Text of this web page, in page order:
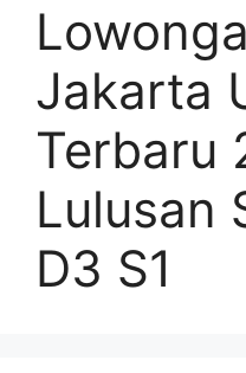
Jakarta
Terbaru
Lulusan
D3 S1